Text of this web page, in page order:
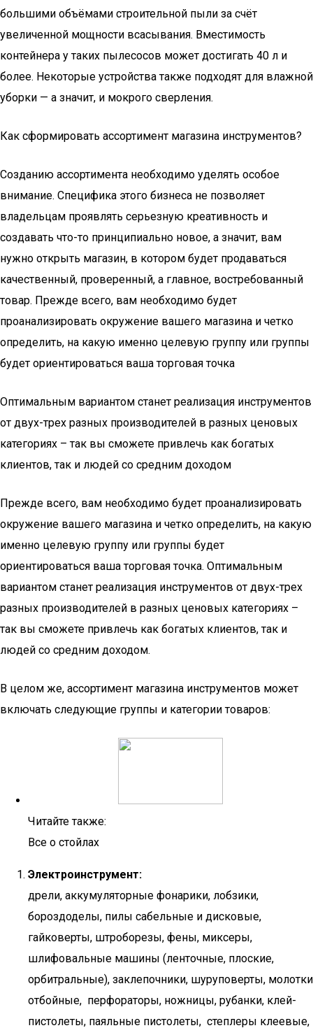
большими объёмами строительной пыли за счёт
увеличенной мощности всасывания. Вместимость
контейнера у таких пылесосов может достигать 40 л и
более. Некоторые устройства также подходят для влажной
уборки — а значит, и мокрого сверления.
Как сформировать ассортимент магазина инструментов?
Созданию ассортимента необходимо уделять особое
внимание. Специфика этого бизнеса не позволяет
владельцам проявлять серьезную креативность и
создавать что-то принципиально новое, а значит, вам
нужно открыть магазин, в котором будет продаваться
качественный, проверенный, а главное, востребованный
товар. Прежде всего, вам необходимо будет
проанализировать окружение вашего магазина и четко
определить, на какую именно целевую группу или группы
будет ориентироваться ваша торговая точка
Оптимальным вариантом станет реализация инструментов
от двух-трех разных производителей в разных ценовых
категориях – так вы сможете привлечь как богатых
клиентов, так и людей со средним доходом
Прежде всего, вам необходимо будет проанализировать
окружение вашего магазина и четко определить, на какую
именно целевую группу или группы будет
ориентироваться ваша торговая точка. Оптимальным
вариантом станет реализация инструментов от двух-трех
разных производителей в разных ценовых категориях –
так вы сможете привлечь как богатых клиентов, так и
людей со средним доходом.
В целом же, ассортимент магазина инструментов может
включать следующие группы и категории товаров:
Читайте также:
Все о стойлах
Электроинструмент:
дрели, аккумуляторные фонарики, лобзики,
бороздоделы, пилы сабельные и дисковые,
гайковерты, штроборезы, фены, миксеры,
шлифовальные машины (ленточные, плоские,
орбитральные), заклепочники, шуруповерты, молотки
отбойные, перфораторы, ножницы, рубанки, клей-
пистолеты, паяльные пистолеты, степлеры клеевые,